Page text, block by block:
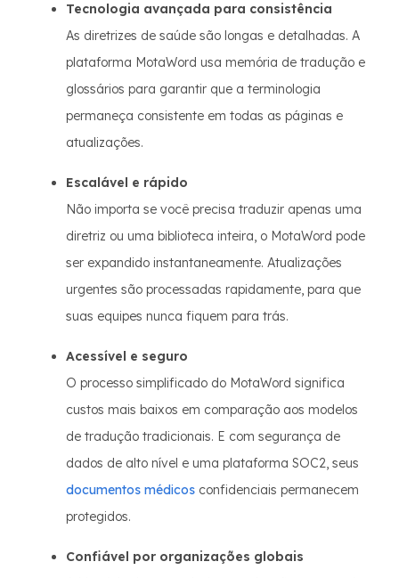
Tecnologia avançada para consistência
As diretrizes de saúde são longas e detalhadas. A
plataforma MotaWord usa memória de tradução e
glossários para garantir que a terminologia
permaneça consistente em todas as páginas e
atualizações.
Escalável e rápido
Não importa se você precisa traduzir apenas uma
diretriz ou uma biblioteca inteira, o MotaWord pode
ser expandido instantaneamente. Atualizações
urgentes são processadas rapidamente, para que
suas equipes nunca fiquem para trás.
Acessível e seguro
O processo simplificado do MotaWord significa
custos mais baixos em comparação aos modelos
de tradução tradicionais. E com segurança de
dados de alto nível e uma plataforma SOC2, seus
documentos médicos confidenciais permanecem
protegidos.
Confiável por organizações globais